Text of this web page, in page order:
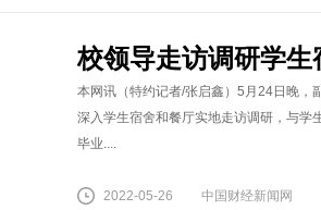
校领导走访调研学生
本网讯（特约记者/张启鑫）5月24日晚，
深入学生宿舍和餐厅实地走访调研，与学
毕业....
2022-05-26 中国财经新闻网